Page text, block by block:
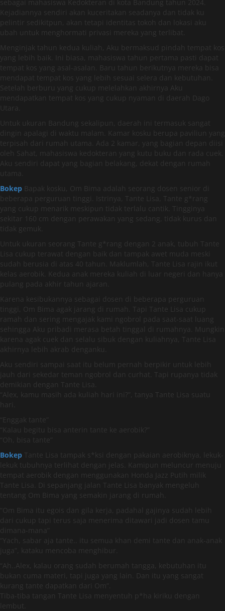
sebagai mahasiswa Kedokteran di kota Bandung tahun 2024.
Kejadiannya sendiri akan kuceritakan seadanya dan tidak ku
pelintir sedikitpun, akan tetapi identitas tokoh dan lokasi aku
ubah untuk menghormati privasi mereka yang terlibat.
Menginjak tahun kedua kuliah, Aku bermaksud pindah tempat kos
yang lebih baik. Ini biasa, mahasiswa tahun pertama pasti dapat
tempat kos yang asal-asalan. Baru tahun berikutnya mereka bisa
mendapat tempat kos yang lebih sesuai selera dan kebutuhan.
Setelah berburu yang cukup melelahkan akhirnya Aku
mendapatkan tempat kos yang cukup nyaman di daerah Dago
Utara.
Untuk ukuran Bandung sekalipun, daerah ini termasuk sangat
dingin apalagi di waktu malam. Kamar kosku berupa paviliun yang
terpisah dari rumah utama. Ada 2 kamar, yang bagian depan diisi
oleh Sahat, mahasiswa kedokteran yang kutu buku dan rada cuek.
Aku sendiri dapat yang bagian belakang, dekat dengan rumah
utama.
Bokep Bapak kosku, Om Bima adalah seorang dosen senior di
beberapa perguruan tinggi. Istrinya, Tante Lisa, Tante g*rang
yang cukup menarik meskipun tidak terlalu cantik. Tingginya
sekitar 160 cm dengan perawakan yang sedang, tidak kurus dan
tidak gemuk.
Untuk ukuran seorang Tante g*rang dengan 2 anak, tubuh Tante
Lisa cukup terawat dengan baik dan tampak awet muda meski
sudah berusia di atas 40 tahun. Maklumlah, Tante Lisa rajin ikut
kelas aerobik. Kedua anak mereka kuliah di luar negeri dan hanya
pulang pada akhir tahun ajaran.
Karena kesibukannya sebagai dosen di beberapa perguruan
tinggi, Om Bima agak jarang di rumah. Tapi Tante Lisa cukup
ramah dan sering mengajak kami ngobrol pada saat-saat luang
sehingga Aku pribadi merasa betah tinggal di rumahnya. Mungkin
karena agak cuek dan selalu sibuk dengan kuliahnya, Tante Lisa
akhirnya lebih akrab denganku.
Aku sendiri sampai saat itu belum pernah berpikir untuk lebih
jauh dari sekedar teman ngobrol dan curhat. Tapi rupanya tidak
demikian dengan Tante Lisa.
“Alex, kamu masih ada kuliah hari ini?”, tanya Tante Lisa suatu
hari.
“Enggak tante”
“Kalau begitu bisa anterin tante ke aerobik?”
“Oh, bisa tante”
Bokep Tante Lisa tampak s*ksi dengan pakaian aerobiknya, lekuk-
lekuk tubuhnya terlihat dengan jelas. Kamipun meluncur menuju
tempat aerobik dengan menggunakan Honda Jazz Putih milik
Tante Lisa. Di sepanjang jalan Tante Lisa banyak mengeluh
tentang Om Bima yang semakin jarang di rumah.
“Om Bima itu egois dan gila kerja, padahal gajinya sudah lebih
dari cukup tapi terus saja menerima ditawari jadi dosen tamu
dimana-mana”
“Yach, sabar aja tante.. itu semua khan demi tante dan anak-anak
juga”, kataku mencoba menghibur.
“Ah..Alex, kalau orang sudah berumah tangga, kebutuhan itu
bukan cuma materi, tapi juga yang lain. Dan itu yang sangat
kurang tante dapatkan dari Om”.
Tiba-tiba tangan Tante Lisa menyentuh p*ha kiriku dengan
lembut.